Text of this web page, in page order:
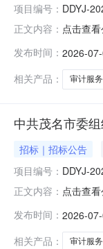
项目编号： DDYJ-
正文内容： 点击查看
发布时间： 2026-
相关产品：
审计服务
中共茂名市委
招标｜招标公告
项目编号： DDYJ-
正文内容： 点击查看
发布时间： 2026-
相关产品：
审计服务